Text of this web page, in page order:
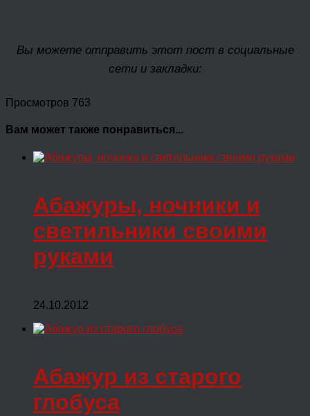
Вы можете отправить этот пост в социальные
сети и закладки:
Просмотров 763
Вам может также понравиться...
Абажуры, ночники и
светильники своими
руками
24.10.2012
Абажур из старого
глобуса